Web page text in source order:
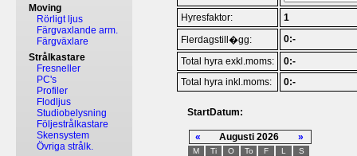
Moving
Rörligt ljus
Färgvaxlande arm.
Färgväxlare
Strålkastare
Fresneller
PC's
Profiler
Flodljus
Studiobelysning
Följestrålkastare
Skensystem
Övriga strålk.
Hyresfaktor:
1
Flerdagstill�gg:
0:-
Total hyra exkl.moms:
0:-
Total hyra inkl.moms:
0:-
StartDatum:
« Augusti 2026 »
M Ti O To F L S